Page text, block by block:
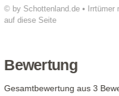
© by Schottenland.de • Irrtümer
auf diese Seite
Bewertung
Gesamtbewertung aus 3